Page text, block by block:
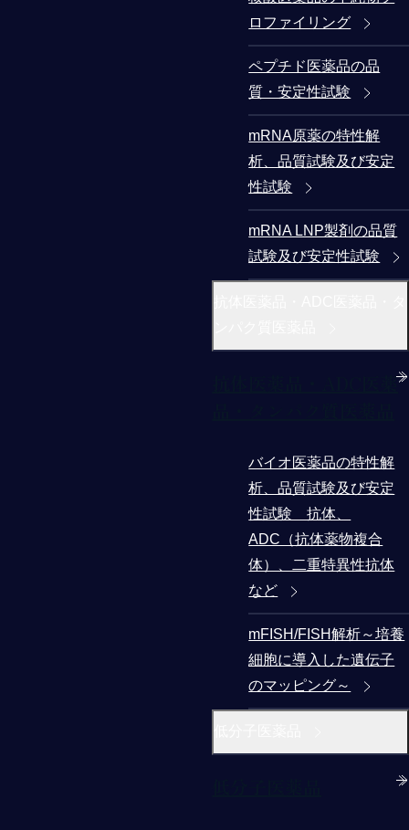
ロファイリング
ペプチド医薬品の品
質・安定性試験
mRNA原薬の特性解
析、品質試験及び安定
性試験
mRNA LNP製剤の品質
試験及び安定性試験
抗体医薬品・ADC医薬
バイオ医薬品の特性解
析、品質試験及び安定
性試験 抗体、
ADC（抗体薬物複合
体）、二重特異性抗体
など
mFISH/FISH解析～培養
細胞に導入した遺伝子
のマッピング～